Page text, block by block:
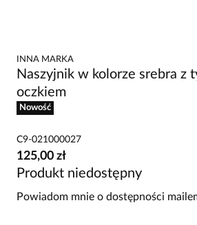
INNA MARKA
Naszyjnik w kolorze srebra z
oczkiem
Nowość
C9-021000027
125,00 zł
Produkt niedostępny
Powiadom mnie o dostępności